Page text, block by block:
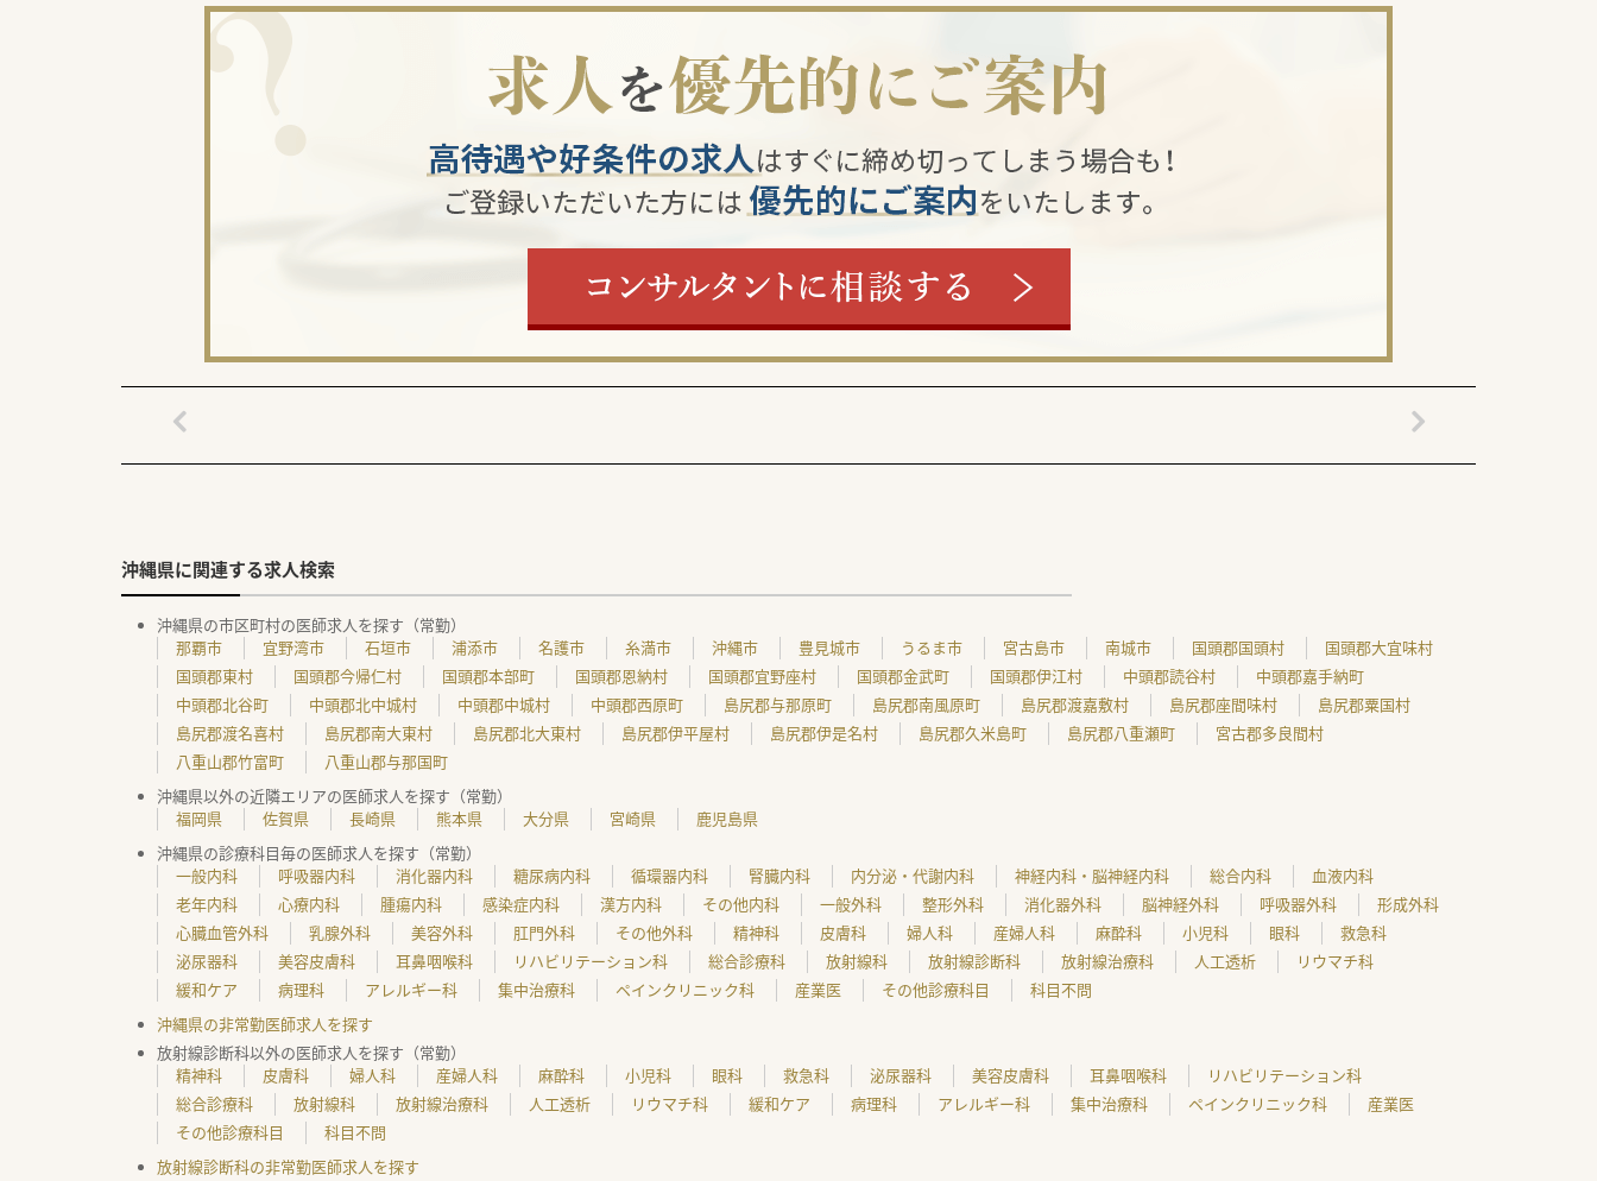
沖縄県に関連する求人検索
沖縄県の市区町村の医師求人を探す（常勤）
那覇市
宜野湾市 石垣市 浦添市 名護市 糸満市 沖縄市 豊見城市 うるま市 宮古島市 南城市 国頭郡国頭村
国頭郡大宜味村
国頭郡東村
国頭郡今帰仁村 国頭郡本部町 国頭郡恩納村 国頭郡宜野座村 国頭郡金武町 国頭郡伊江村 中頭郡読谷村
中頭郡嘉手納町
中頭郡北谷町
中頭郡北中城村 中頭郡中城村 中頭郡西原町 島尻郡与那原町 島尻郡南風原町 島尻郡渡嘉敷村 島尻郡座間味村
島尻郡粟国村
島尻郡渡名喜村
島尻郡南大東村 島尻郡北大東村 島尻郡伊平屋村 島尻郡伊是名村 島尻郡久米島町 島尻郡八重瀬町
宮古郡多良間村
八重山郡竹富町
八重山郡与那国町
沖縄県以外の近隣エリアの医師求人を探す（常勤）
福岡県
佐賀県 長崎県 熊本県 大分県 宮崎県
鹿児島県
沖縄県の診療科目毎の医師求人を探す（常勤）
一般内科
呼吸器内科 消化器内科 糖尿病内科 循環器内科 腎臓内科 内分泌・代謝内科 神経内科・脳神経内科 総合内科
血液内科
老年内科
心療内科 腫瘍内科 感染症内科 漢方内科 その他内科 一般外科 整形外科 消化器外科 脳神経外科 呼吸器外科
形成外科
心臓血管外科
乳腺外科 美容外科 肛門外科 その他外科 精神科 皮膚科 婦人科 産婦人科 麻酔科 小児科 眼科
救急科
泌尿器科
美容皮膚科 耳鼻咽喉科 リハビリテーション科 総合診療科 放射線科 放射線診断科 放射線治療科 人工透析
リウマチ科
緩和ケア
病理科 アレルギー科 集中治療科 ペインクリニック科 産業医 その他診療科目
科目不問
沖縄県の非常勤医師求人を探す
放射線診断科以外の医師求人を探す（常勤）
精神科
皮膚科 婦人科 産婦人科 麻酔科 小児科 眼科 救急科 泌尿器科 美容皮膚科 耳鼻咽喉科
リハビリテーション科
総合診療科
放射線科 放射線治療科 人工透析 リウマチ科 緩和ケア 病理科 アレルギー科 集中治療科 ペインクリニック科
産業医
その他診療科目
科目不問
放射線診断科の非常勤医師求人を探す